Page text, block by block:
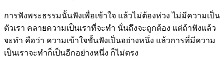
การฟังพระธรรมนั้นฟังเพื่อเข้าใจ แล้วไม่ต้องห่วง ไม่มีความเป็น
ตัวเรา คลายความเป็นเราที่จะทำ นั่นถึงจะถูกต้อง แต่ถ้าฟังแล้ว
จะทำ คือว่า ความเข้าใจขั้นฟังเป็นอย่างหนึ่ง แล้วการที่มีความ
เป็นเราจะทำก็เป็นอีกอย่างหนึ่ง ก็ไม่ตรง